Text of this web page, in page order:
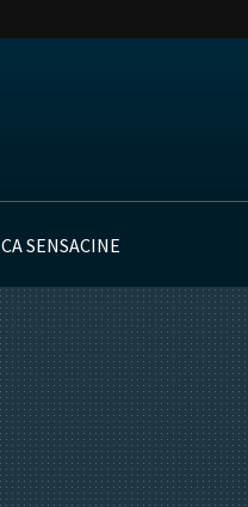
SENSACINE